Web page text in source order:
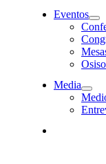
Eventos
Media